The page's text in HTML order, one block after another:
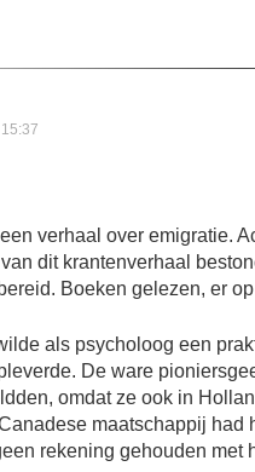
verhaal over emigratie.
dit krantenverhaal
Boeken gelezen, er
als psycholoog een
De ware
omdat ze ook in
maatschappij
rekening gehouden met